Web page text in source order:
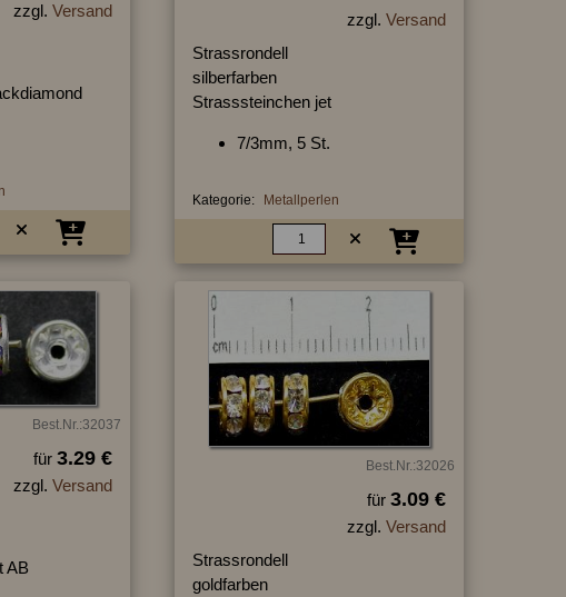
zzgl. Versand
zzgl. Versand
Strassrondell
silberfarben
Strasssteinchen jet
7/3mm, 5 St.
Kategorie: Metallperlen
Best.Nr.:32037
für 3.29 €
zzgl. Versand
AB
Best.Nr.:32026
für 3.09 €
zzgl. Versand
Strassrondell
goldfarben